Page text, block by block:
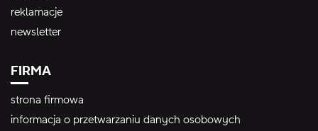
reklamacje
newsletter
FIRMA
strona firmowa
informacja o przetwarzaniu danych osobowych